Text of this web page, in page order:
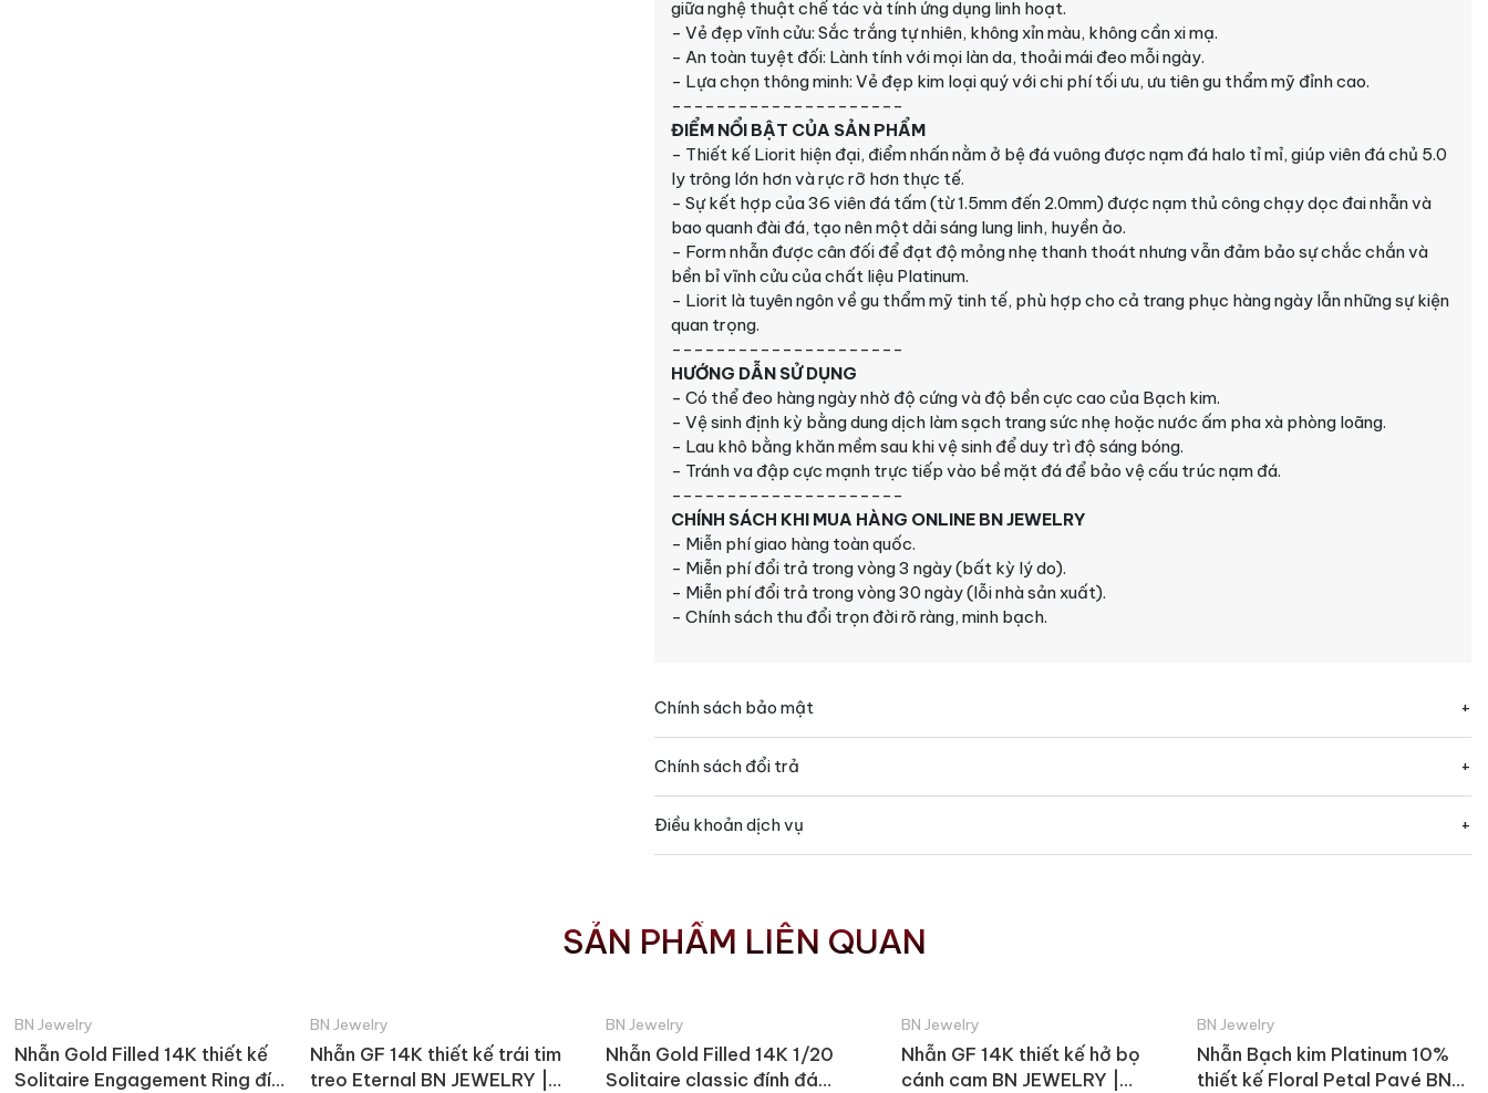
giữa nghệ thuật chế tác và tính ứng dụng linh hoạt.
- Vẻ đẹp vĩnh cửu: Sắc trắng tự nhiên, không xỉn màu, không cần xi mạ.
- An toàn tuyệt đối: Lành tính với mọi làn da, thoải mái đeo mỗi ngày.
- Lựa chọn thông minh: Vẻ đẹp kim loại quý với chi phí tối ưu, ưu tiên gu thẩm mỹ đỉnh cao.
---------------------
ĐIỂM NỔI BẬT CỦA SẢN PHẨM
- Thiết kế Liorit hiện đại, điểm nhấn nằm ở bệ đá vuông được nạm đá halo tỉ mỉ, giúp viên đá chủ 5.0
ly trông lớn hơn và rực rỡ hơn thực tế.
- Sự kết hợp của 36 viên đá tấm (từ 1.5mm đến 2.0mm) được nạm thủ công chạy dọc đai nhẫn và
bao quanh đài đá, tạo nên một dải sáng lung linh, huyền ảo.
- Form nhẫn được cân đối để đạt độ mỏng nhẹ thanh thoát nhưng vẫn đảm bảo sự chắc chắn và
bền bỉ vĩnh cửu của chất liệu Platinum.
- Liorit là tuyên ngôn về gu thẩm mỹ tinh tế, phù hợp cho cả trang phục hàng ngày lẫn những sự kiện
quan trọng.
---------------------
HƯỚNG DẪN SỬ DỤNG
- Có thể đeo hàng ngày nhờ độ cứng và độ bền cực cao của Bạch kim.
- Vệ sinh định kỳ bằng dung dịch làm sạch trang sức nhẹ hoặc nước ấm pha xà phòng loãng.
- Lau khô bằng khăn mềm sau khi vệ sinh để duy trì độ sáng bóng.
- Tránh va đập cực mạnh trực tiếp vào bề mặt đá để bảo vệ cấu trúc nạm đá.
---------------------
CHÍNH SÁCH KHI MUA HÀNG ONLINE BN JEWELRY
- Miễn phí giao hàng toàn quốc.
- Miễn phí đổi trả trong vòng 3 ngày (bất kỳ lý do).
- Miễn phí đổi trả trong vòng 30 ngày (lỗi nhà sản xuất).
- Chính sách thu đổi trọn đời rõ ràng, minh bạch.
Chính sách bảo mật
Chính sách đổi trả
Điều khoản dịch vụ
SẢN PHẨM LIÊN QUAN
BN Jewelry
Nhẫn Gold Filled 14K thiết kế
Solitaire Engagement Ring đính
BN Jewelry
Nhẫn GF 14K thiết kế trái tim
treo Eternal BN JEWELRY |
BN Jewelry
Nhẫn Gold Filled 14K 1/20
Solitaire classic đính đá
BN Jewelry
Nhẫn GF 14K thiết kế hở bọ
cánh cam BN JEWELRY |
BN Jewelry
Nhẫn Bạch kim Platinum 10%
thiết kế Floral Petal Pavé BN